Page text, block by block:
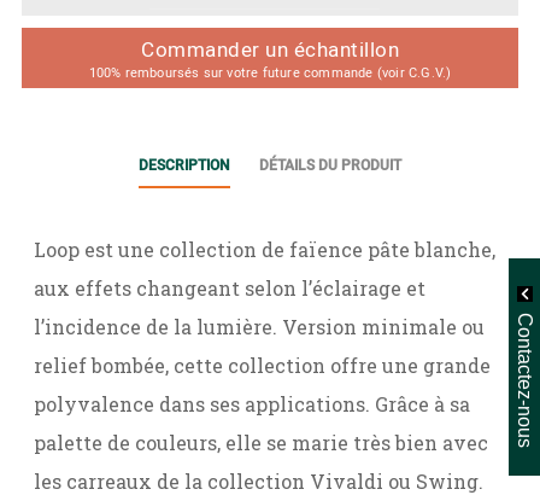
Commander un échantillon
100% remboursés sur votre future commande (voir C.G.V.)
DESCRIPTION DÉTAILS DU PRODUIT
Loop est une collection de faïence pâte blanche,
aux effets changeant selon l’éclairage et
l’incidence de la lumière. Version minimale ou
relief bombée, cette collection offre une grande
polyvalence dans ses applications. Grâce à sa
palette de couleurs, elle se marie très bien avec
les carreaux de la collection Vivaldi ou Swing.
Contactez-nous